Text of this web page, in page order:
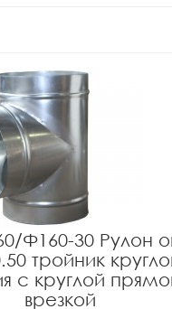
Ф160-30 Рулон
тройник
с круглой
врезкой